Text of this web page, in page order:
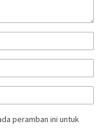
peramban ini untuk